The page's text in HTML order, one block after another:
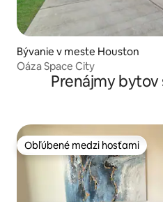
Bývanie v meste Houston
Oáza Space City
Prenájmy bytov
Obľúbené medzi hosťami
Obľúbené medzi hosťami